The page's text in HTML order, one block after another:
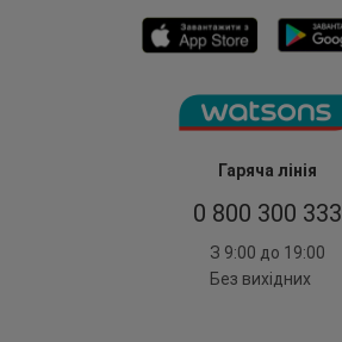
Гаряча лінія
0 800 300 333
З 9:00 до 19:00
Без вихідних